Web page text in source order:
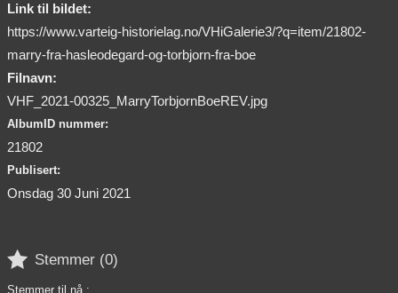
Link til bildet:
https://www.varteig-historielag.no/VHiGalerie3/?q=item/21802-
marry-fra-hasleodegard-og-torbjorn-fra-boe
Filnavn:
VHF_2021-00325_MarryTorbjornBoeREV.jpg
AlbumID nummer:
21802
Publisert:
Onsdag 30 Juni 2021
 Stemmer (0)
Stemmer til nå :